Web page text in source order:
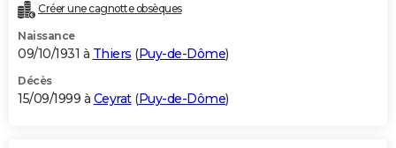
Créer une cagnotte obsèques
Naissance
09/10/1931 à Thiers (Puy-de-Dôme)
Décès
15/09/1999 à Ceyrat(Puy-de-Dôme)